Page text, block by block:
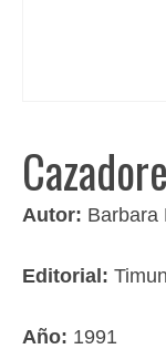
Autor: Barbara
Editorial:
Año: 1991